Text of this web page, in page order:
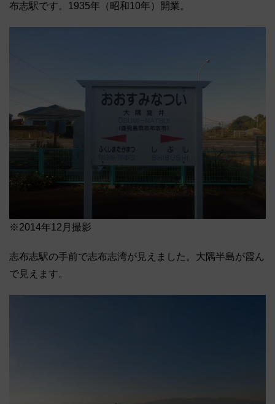
布志駅です。1935年（昭和10年）開業。
※2014年12月撮影
志布志駅の手前で志布志湾が見えました。大隅半島が霞ん
で見えます。